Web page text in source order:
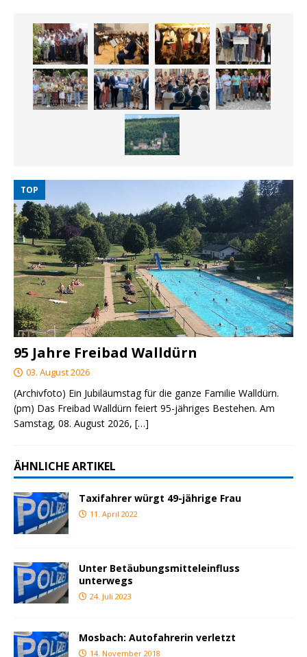
TOP
95 Jahre Freibad Walldürn
03. August 2026
(Archivfoto) Ein Jubiläumstag für die ganze Familie Walldürn.
(pm) Das Freibad Walldürn feiert 95-jähriges Bestehen. Am
Samstag, 08. August 2026, […]
ÄHNLICHE ARTIKEL
Taxifahrer würgt 49-jährige Frau
11. April 2022
Unter Betäubungsmitteleinfluss
unterwegs
24. Juli 2023
Mosbach: Autofahrerin verletzt
14. November 2018